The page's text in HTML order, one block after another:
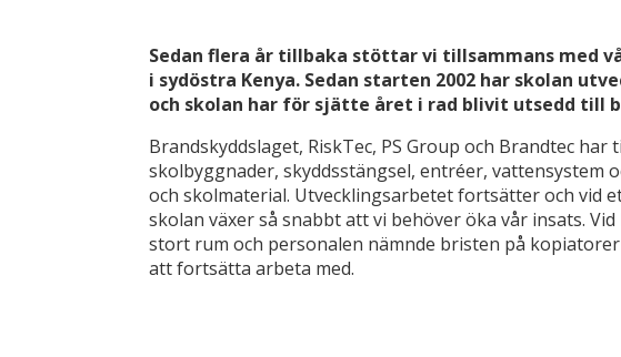
Sedan flera år tillbaka stöttar vi tillsammans med
i sydöstra Kenya. Sedan starten 2002 har skolan
och skolan har för sjätte året i rad blivit utsedd till
Brandskyddslaget, RiskTec, PS Group och Brandtec
skolbyggnader, skyddsstängsel, entréer, vattensystem
och skolmaterial. Utvecklingsarbetet fortsätter och vid
skolan växer så snabbt att vi behöver öka vår insats.
stort rum och personalen nämnde bristen på
att fortsätta arbeta med.